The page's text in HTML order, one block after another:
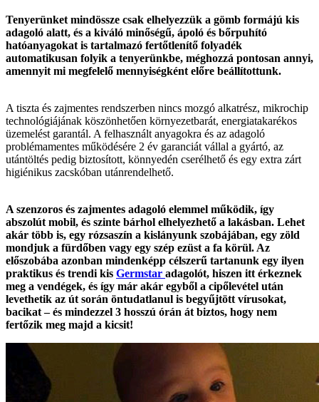
Tenyerünket mindössze csak elhelyezzük a gömb formájú kis
adagoló alatt, és a kiváló minőségű, ápoló és bőrpuhító
hatóanyagokat is tartalmazó fertőtlenítő folyadék
automatikusan folyik a tenyerünkbe, méghozzá pontosan annyi,
amennyit mi megfelelő mennyiségként előre beállítottunk.
A tiszta és zajmentes rendszerben nincs mozgó alkatrész, mikrochip
technológiájának köszönhetően környezetbarát, energiatakarékos
üzemelést garantál. A felhasznált anyagokra és az adagoló
problémamentes működésére 2 év garanciát vállal a gyártó, az
utántöltés pedig biztosított, könnyedén cserélhető és egy extra zárt
higiénikus zacskóban utánrendelhető.
A szenzoros és zajmentes adagoló elemmel működik, így
abszolút mobil, és szinte bárhol elhelyezhető a lakásban. Lehet
akár több is, egy rózsaszín a kislányunk szobájában, egy zöld
mondjuk a fürdőben vagy egy szép ezüst a fa körül. Az
előszobába azonban mindenképp célszerű tartanunk egy ilyen
praktikus és trendi kis Germstar adagolót, hiszen itt érkeznek
meg a vendégek, és így már akár egyből a cipőlevétel után
levethetik az út során öntudatlanul is begyűjtött vírusokat,
bacikat – és mindezzel 3 hosszú órán át biztos, hogy nem
fertőzik meg majd a kicsit!